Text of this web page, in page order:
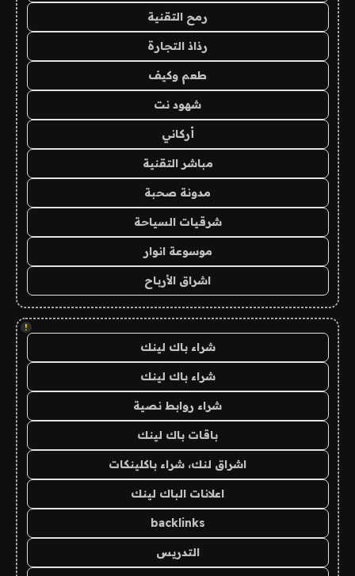
رمح التقنية
رذاذ التجارة
طعم وكيف
شهود نت
أركاني
مباشر التقنية
مدونة صحبة
شرقيات السياحة
موسوعة انوار
اشراق الأرباح
!
شراء باك لينك
شراء باك لينك
شراء روابط نصية
باقات باك لينك
اشراق لنك، شراء باكلينكات
اعلانات الباك لينك
backlinks
التدريس